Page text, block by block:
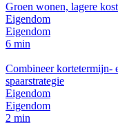
Groen wonen, lagere
Eigendom
Eigendom
6 min
Combineer kortetermijn-
spaarstrategie
Eigendom
Eigendom
2 min